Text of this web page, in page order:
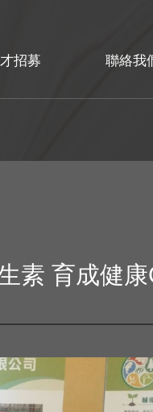
招募 聯絡我
素 育成健康